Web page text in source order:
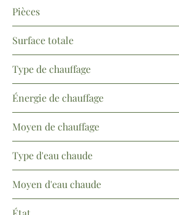
Pièces
Surface totale
Type de chauffage
Énergie de chauffage
Moyen de chauffage
Type d'eau chaude
Moyen d'eau chaude